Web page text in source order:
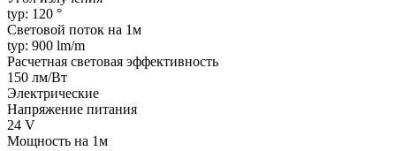
typ: 120 °
Световой поток на 1м
typ: 900 lm/m
Расчетная световая эффективность
150 лм/Вт
Электрические
Напряжение питания
24 V
Мощность на 1м